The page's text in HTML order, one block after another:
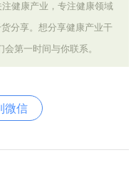
健康产业，专注健康领域
分享。想分享健康产业干
会第一时间与你联系。
微信